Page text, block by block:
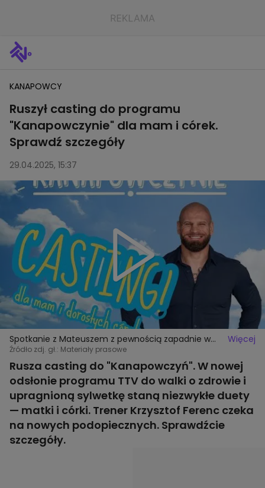
KANAPOWCY
Ruszył casting do programu
"Kanapowczynie" dla mam i córek.
Sprawdź szczegóły
29.04.2025, 15:37
Spotkanie z Mateuszem z pewnością zapadnie w
pamięć bohaterom "Kanapowców"
Więcej
Źródło zdj. gł.: Materiały prasowe
Rusza casting do "Kanapowczyń". W nowej
odsłonie programu TTV do walki o zdrowie i
upragnioną sylwetkę staną niezwykłe duety
— matki i córki. Trener Krzysztof Ferenc czeka
na nowych podopiecznych. Sprawdźcie
szczegóły.